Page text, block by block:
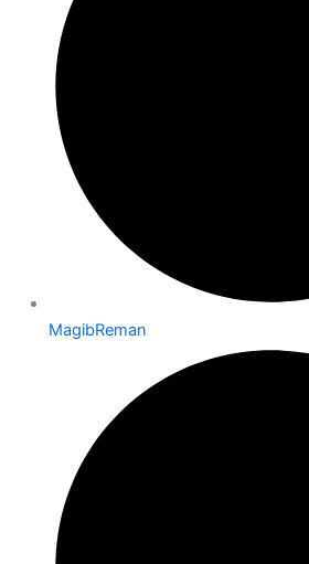
MagibReman